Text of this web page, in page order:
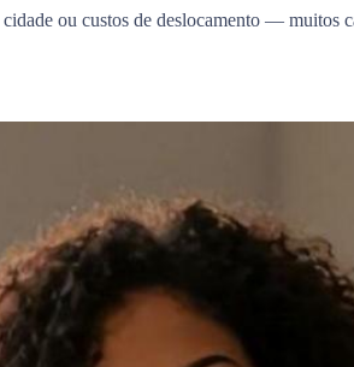
ou custos de deslocamento —